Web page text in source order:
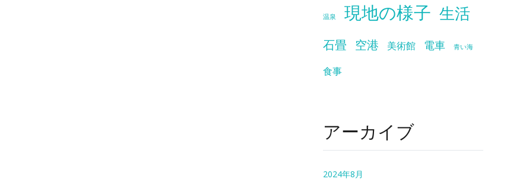
温泉 現地の様子 生活
石畳 空港 美術館 電車 青い海
食事
アーカイブ
2024年8月